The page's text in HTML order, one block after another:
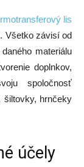
lis
Všetko závisí od
materiálu
doplnkov,
spoločnosť
šiltovky, hrnčeky
účely